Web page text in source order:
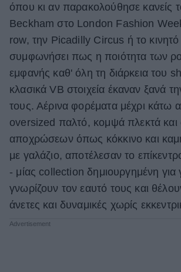
Hautes Grecians
Γάμος
Market News
όπου κι αν παρακολούθησε κανείς
Beckham στο London Fashion
row, την Picadilly Circus ή το
συμφωνήσει πως η ποιότητα των
εμφανής καθ' όλη τη διάρκεια του
κλασικά VB στοιχεία έκαναν ξανά
τους. Αέρινα φορέματα μέχρι κάτω
oversized παλτό, κομψά πλεκτά και
αποχρώσεων όπως κόκκινο και
με γαλάζιο, αποτέλεσαν το
- μίας collection δημιουργημένη για
γνωρίζουν τον εαυτό τους και
άνετες και δυναμικές χωρίς